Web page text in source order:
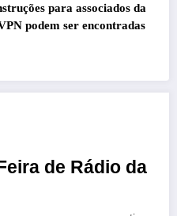
para associados da
podem ser encontradas
de Rádio da